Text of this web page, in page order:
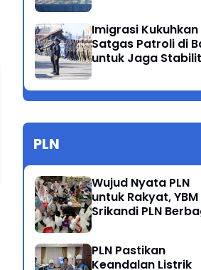
Imigrasi Kukuhkan
Satgas Patroli di
untuk Jaga
Wilayah
PLN
Wujud Nyata PLN
untuk Rakyat,
Srikandi PLN
Anak Dhuafa
PLN Pastikan
Keandalan Listrik